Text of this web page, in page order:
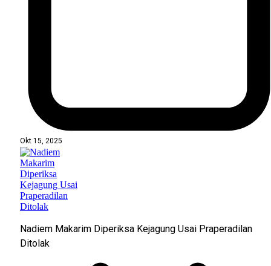
Okt 15, 2025
Nadiem Makarim Diperiksa Kejagung Usai Praperadilan
Ditolak